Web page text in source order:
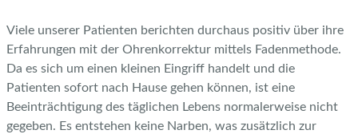
Viele unserer Patienten berichten durchaus positiv über ihre
Erfahrungen mit der Ohrenkorrektur mittels Fadenmethode.
Da es sich um einen kleinen Eingriff handelt und die
Patienten sofort nach Hause gehen können, ist eine
Beeinträchtigung des täglichen Lebens normalerweise nicht
gegeben. Es entstehen keine Narben, was zusätzlich zur